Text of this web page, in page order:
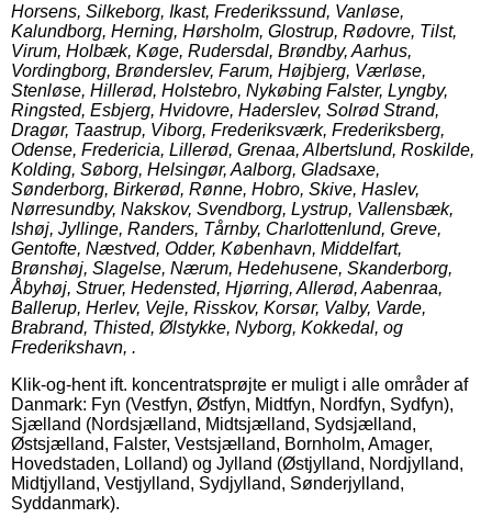
Horsens, Silkeborg, Ikast, Frederikssund, Vanløse,
Kalundborg, Herning, Hørsholm, Glostrup, Rødovre, Tilst,
Virum, Holbæk, Køge, Rudersdal, Brøndby, Aarhus,
Vordingborg, Brønderslev, Farum, Højbjerg, Værløse,
Stenløse, Hillerød, Holstebro, Nykøbing Falster, Lyngby,
Ringsted, Esbjerg, Hvidovre, Haderslev, Solrød Strand,
Dragør, Taastrup, Viborg, Frederiksværk, Frederiksberg,
Odense, Fredericia, Lillerød, Grenaa, Albertslund, Roskilde,
Kolding, Søborg, Helsingør, Aalborg, Gladsaxe,
Sønderborg, Birkerød, Rønne, Hobro, Skive, Haslev,
Nørresundby, Nakskov, Svendborg, Lystrup, Vallensbæk,
Ishøj, Jyllinge, Randers, Tårnby, Charlottenlund, Greve,
Gentofte, Næstved, Odder, København, Middelfart,
Brønshøj, Slagelse, Nærum, Hedehusene, Skanderborg,
Åbyhøj, Struer, Hedensted, Hjørring, Allerød, Aabenraa,
Ballerup, Herlev, Vejle, Risskov, Korsør, Valby, Varde,
Brabrand, Thisted, Ølstykke, Nyborg, Kokkedal, og
Frederikshavn, .
Klik-og-hent ift. koncentratsprøjte er muligt i alle områder af
Danmark: Fyn (Vestfyn, Østfyn, Midtfyn, Nordfyn, Sydfyn),
Sjælland (Nordsjælland, Midtsjælland, Sydsjælland,
Østsjælland, Falster, Vestsjælland, Bornholm, Amager,
Hovedstaden, Lolland) og Jylland (Østjylland, Nordjylland,
Midtjylland, Vestjylland, Sydjylland, Sønderjylland,
Syddanmark).